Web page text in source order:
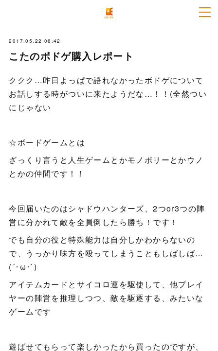
2017.05.22 06:42
こたのボドゲ購入レポート
ククク…昨日よっぱで語れなかったボドゲについて
お話しする時がついに来たようだな…！！(全然つい
にじゃない
☆ボードゲームとは
ざっくり言うと人生ゲームとかモノポリーとかウノ
とかの仲間です！！
今回届いたのはシャドウハンターズ、2つor3つの陣
営に分かれて敵を全員倒したら勝ち！です！
でも自分の役と特殊能力は自分しかわからないの
で、うっかり味方を殴ってしまうこともしばしば…
(´･ω･`)
アイテムカードとサイコロ運を駆使して、他プレイ
ヤーの陣営を推理しつつ、敵を駆逐する、みたいな
ゲームです
遊ばせてもらって楽しかったから買ったのですが、